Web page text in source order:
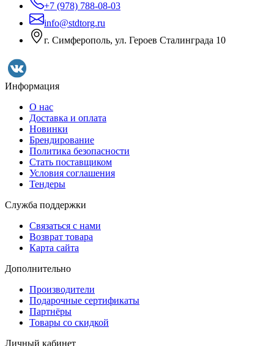
+7 (978) 788-08-03
info@stdtorg.ru
г. Симферополь, ул. Героев Сталинграда 10
Информация
О нас
Доставка и оплата
Новинки
Брендирование
Политика безопасности
Стать поставщиком
Условия соглашения
Тендеры
Служба поддержки
Связаться с нами
Возврат товара
Карта сайта
Дополнительно
Производители
Подарочные сертификаты
Партнёры
Товары со скидкой
Личный кабинет